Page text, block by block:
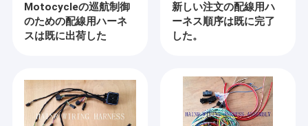
Motocycleの巡航制御
のための配線用ハーネ
スは既に出荷した
新しい注文の配線用ハ
ーネス順序は既に完了
した。